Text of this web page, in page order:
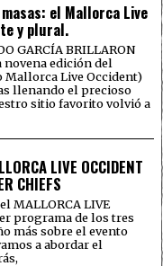
el Mallorca Live
y plural.
GARCÍA BRILLARON
novena edición del
Mallorca Live Occident)
llenando el precioso
sitio favorito volvió a
LIVE OCCIDENT
CHIEFS
MALLORCA LIVE
programa de los tres
más sobre el evento
a abordar el